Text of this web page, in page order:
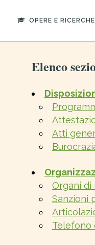
OPERE E RICERCHE
Elenco
Atti
Organi di
Sanzioni
Telefono